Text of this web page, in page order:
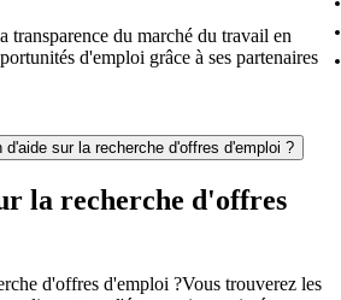
transparence du marché du travail en
d'emploi grâce à ses partenaires
d'aide sur la recherche d'offres d'emploi ?
la recherche d'offres
d'offres d'emploi ?Vous trouverez les